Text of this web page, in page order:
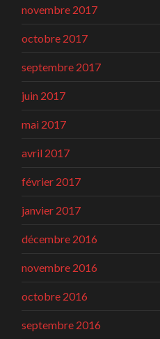
novembre 2017
octobre 2017
septembre 2017
juin 2017
mai 2017
avril 2017
février 2017
janvier 2017
décembre 2016
novembre 2016
octobre 2016
septembre 2016